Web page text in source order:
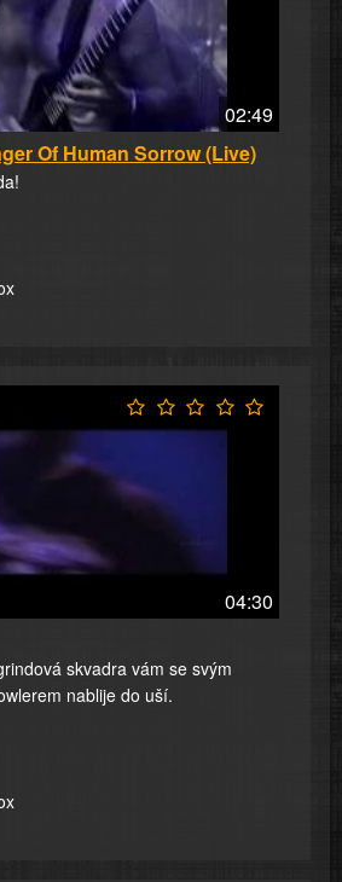
02:49
Of Human Sorrow (Live)
04:30
skvadra vám se svým
nablije do uší.